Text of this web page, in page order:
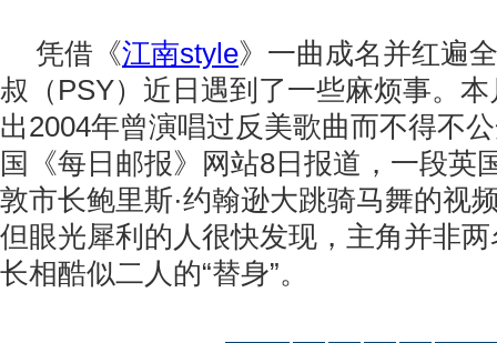
凭借《江南style》一曲成名并红遍
叔（PSY）近日遇到了一些麻烦事。
出2004年曾演唱过反美歌曲而不得不
国《每日邮报》网站8日报道，一段英
敦市长鲍里斯·约翰逊大跳骑马舞的视
但眼光犀利的人很快发现，主角并非
长相酷似二人的“替身”。